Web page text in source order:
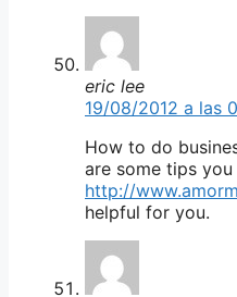
eric lee
19/08/2012 a las
How to do
are some tips you
http://
helpful for you.